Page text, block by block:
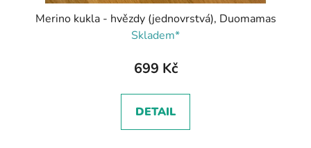
Merino kukla - hvězdy (jednovrstvá), Duomamas
Skladem*
699 Kč
DETAIL